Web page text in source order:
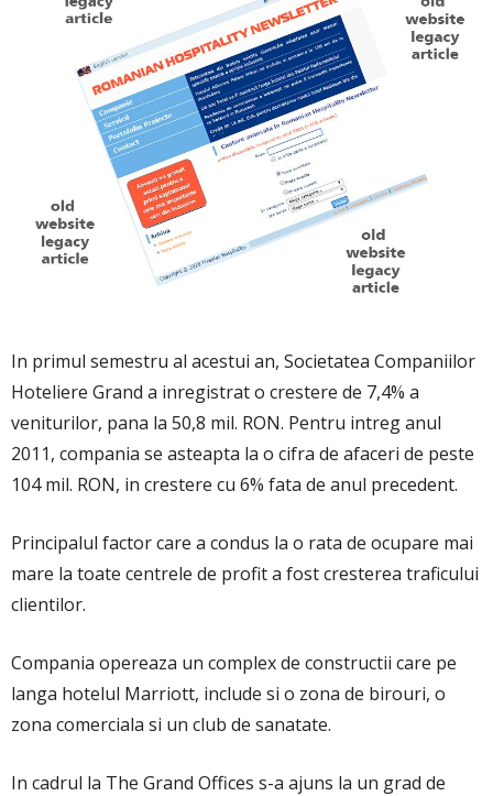
In primul semestru al acestui an, Societatea Companiilor
Hoteliere Grand a inregistrat o crestere de 7,4% a
veniturilor, pana la 50,8 mil. RON. Pentru intreg anul
2011, compania se asteapta la o cifra de afaceri de peste
104 mil. RON, in crestere cu 6% fata de anul precedent.
Principalul factor care a condus la o rata de ocupare mai
mare la toate centrele de profit a fost cresterea traficului
clientilor.
Compania opereaza un complex de constructii care pe
langa hotelul Marriott, include si o zona de birouri, o
zona comerciala si un club de sanatate.
In cadrul la The Grand Offices s-a ajuns la un grad de